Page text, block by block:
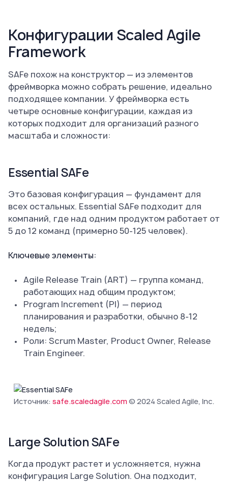
Конфигурации Scaled Agile
Framework
SAFe похож на конструктор — из элементов
фреймворка можно собрать решение, идеально
подходящее компании. У фреймворка есть
четыре основные конфигурации, каждая из
которых подходит для организаций разного
масштаба и сложности:
Essential SAFe
Это базовая конфигурация — фундамент для
всех остальных. Essential SAFe подходит для
компаний, где над одним продуктом работает от
5 до 12 команд (примерно 50-125 человек).
Ключевые элементы:
Agile Release Train (ART) — группа команд,
работающих над общим продуктом;
Program Increment (PI) — период
планирования и разработки, обычно 8-12
недель;
Роли: Scrum Master, Product Owner, Release
Train Engineer.
Источник: safe.scaledagile.com © 2024 Scaled Agile, Inc.
Large Solution SAFe
Когда продукт растет и усложняется, нужна
конфигурация Large Solution. Она подходит,